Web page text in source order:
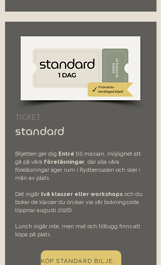
TICKET
standard
Biljetten ger dig Entré till mässan, möjlighet att
gå på våra föreläsningar, där alla våra
föreläsningar äger rum i Rydberssalen och sker i
mån av plats.
Det ingår två klasser eller workshopsoch du
bokar de klasser du önskar via vår bokningssida
(öppnar augusti 2026).
Lunch ingår inte, men mat och tilltugg finns att
köpa på plats.​
KÖP STANDARD BILJETT